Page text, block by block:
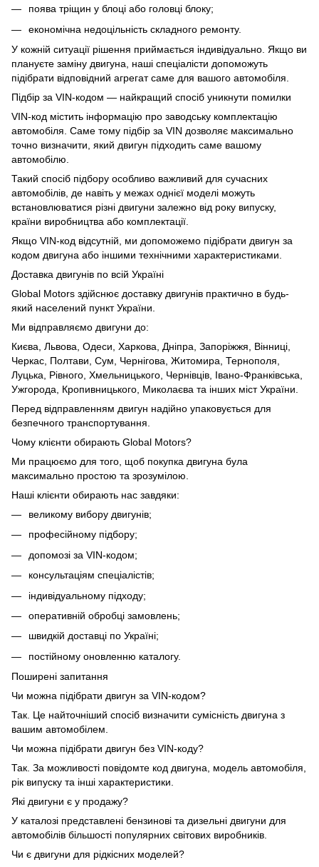
поява тріщин у блоці або головці блоку;
економічна недоцільність складного ремонту.
У кожній ситуації рішення приймається індивідуально. Якщо ви
плануєте заміну двигуна, наші спеціалісти допоможуть
підібрати відповідний агрегат саме для вашого автомобіля.
Підбір за VIN-кодом — найкращий спосіб уникнути помилки
VIN-код містить інформацію про заводську комплектацію
автомобіля. Саме тому підбір за VIN дозволяє максимально
точно визначити, який двигун підходить саме вашому
автомобілю.
Такий спосіб підбору особливо важливий для сучасних
автомобілів, де навіть у межах однієї моделі можуть
встановлюватися різні двигуни залежно від року випуску,
країни виробництва або комплектації.
Якщо VIN-код відсутній, ми допоможемо підібрати двигун за
кодом двигуна або іншими технічними характеристиками.
Доставка двигунів по всій Україні
Global Motors здійснює доставку двигунів практично в будь-
який населений пункт України.
Ми відправляємо двигуни до:
Києва, Львова, Одеси, Харкова, Дніпра, Запоріжжя, Вінниці,
Черкас, Полтави, Сум, Чернігова, Житомира, Тернополя,
Луцька, Рівного, Хмельницького, Чернівців, Івано-Франківська,
Ужгорода, Кропивницького, Миколаєва та інших міст України.
Перед відправленням двигун надійно упаковується для
безпечного транспортування.
Чому клієнти обирають Global Motors?
Ми працюємо для того, щоб покупка двигуна була
максимально простою та зрозумілою.
Наші клієнти обирають нас завдяки:
великому вибору двигунів;
професійному підбору;
допомозі за VIN-кодом;
консультаціям спеціалістів;
індивідуальному підходу;
оперативній обробці замовлень;
швидкій доставці по Україні;
постійному оновленню каталогу.
Поширені запитання
Чи можна підібрати двигун за VIN-кодом?
Так. Це найточніший спосіб визначити сумісність двигуна з
вашим автомобілем.
Чи можна підібрати двигун без VIN-коду?
Так. За можливості повідомте код двигуна, модель автомобіля,
рік випуску та інші характеристики.
Які двигуни є у продажу?
У каталозі представлені бензинові та дизельні двигуни для
автомобілів більшості популярних світових виробників.
Чи є двигуни для рідкісних моделей?